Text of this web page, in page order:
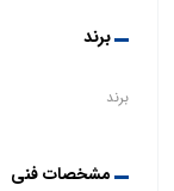
برند
برند
مشخصات فنی